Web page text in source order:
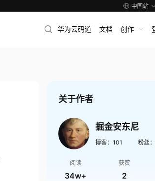
中国站
华为云码道 文档 创作
关于作者
掘金安东尼
博客： 101 粉丝：
阅读
34w+
获赞
2